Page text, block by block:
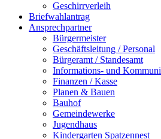
Geschirrverleih
Briefwahlantrag
Ansprechpartner
Bürgermeister
Geschäftsleitung / Personal
Bürgeramt / Standesamt
Informations- und
Finanzen / Kasse
Planen & Bauen
Bauhof
Gemeindewerke
Jugendhaus
Kindergarten Spatzennest